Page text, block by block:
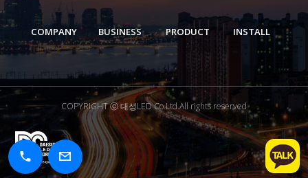
COMPANY BUSINESS PRODUCT INSTALL
COPYRIGHT ⓒ 대성LED Co.Ltd.All rights reserved